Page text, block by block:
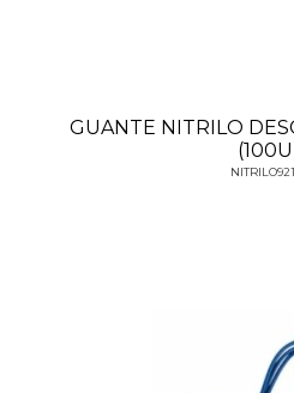
GUANTE NITRILO